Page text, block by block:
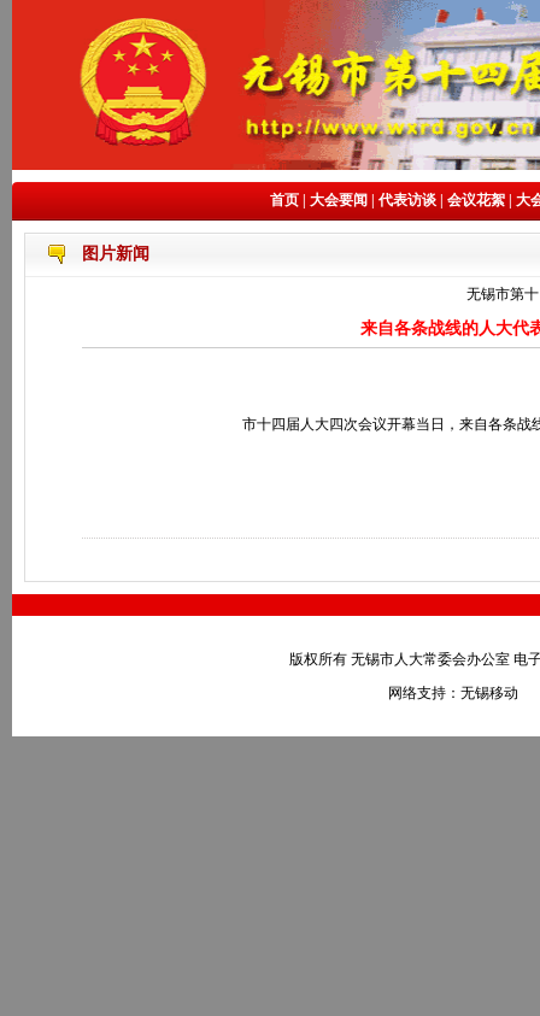
首页 大会要闻 代表访谈 会议花絮 大
图片新闻
无锡市第
来自各条战线的人大代
市十四届人大四次会议开幕当日，来自各条
版权所有 无锡市人大常委会办公室 电
网络支持：无锡移动